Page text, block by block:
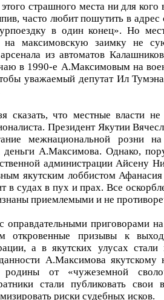
страшного места ни для кого
часто любит пошутить в адрес
в один конец». Но
на максимовскую заимку не
из автоматов
в 1990-е А.Максимовым на
уважаемый депутат Ил
сказать, что местные власти не
Президент Якутии
межнациональной розни
А.Максимова. Однако,
администрации Айсену
якутским лоббистом
в судах в пух и прах. Все
приемлемыми и не
оправдательными приговорами на
откровенные призывы к
а в якутских улусах стали
А.Максимова
от «чужеземной
стали публиковать свои
риски судебных исков.